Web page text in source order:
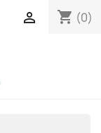
shopping_cart (0)
